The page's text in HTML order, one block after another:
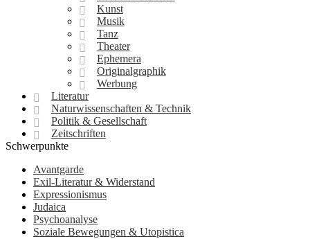
Kunst
Musik
Tanz
Theater
Ephemera
Originalgraphik
Werbung
Literatur
Naturwissenschaften & Technik
Politik & Gesellschaft
Zeitschriften
Schwerpunkte
Avantgarde
Exil-Literatur & Widerstand
Expressionismus
Judaica
Psychoanalyse
Soziale Bewegungen & Utopistica